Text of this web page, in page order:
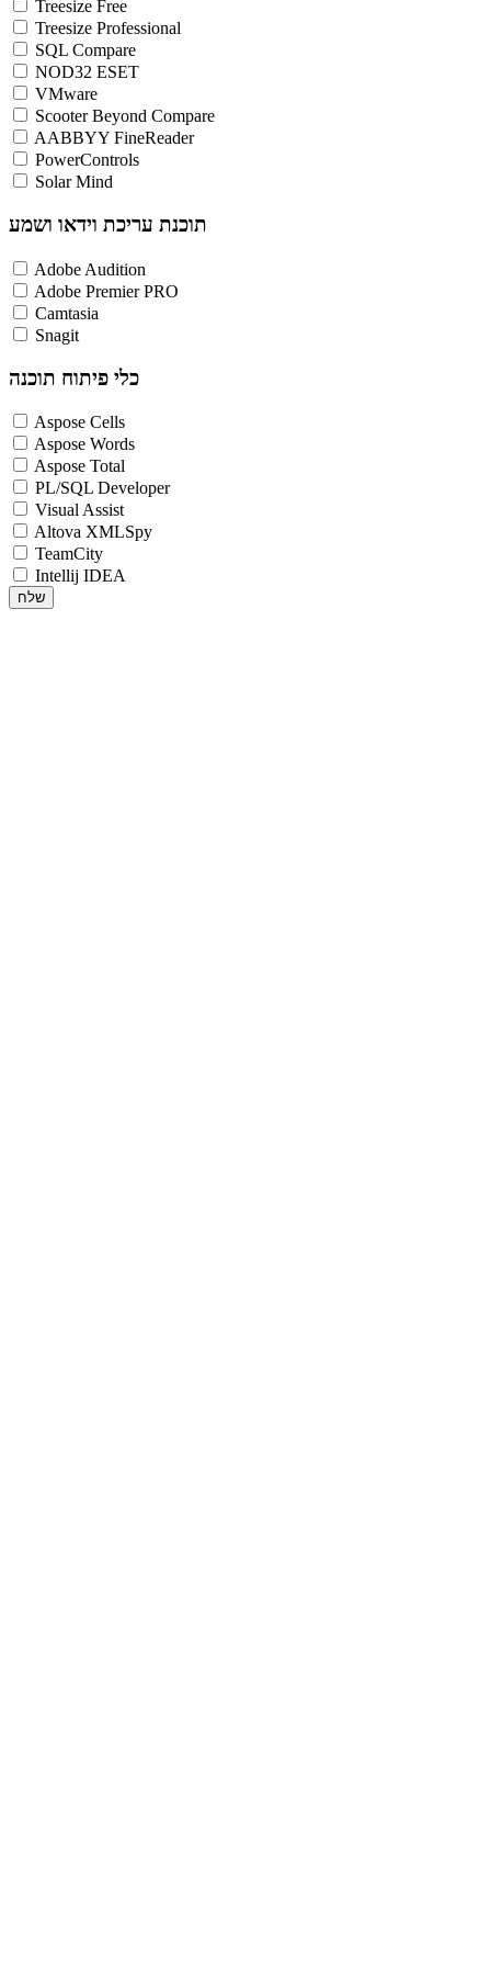
Treesize Free
Treesize Professional
SQL Compare
NOD32 ESET
VMware
Scooter Beyond Compare
AABBYY FineReader
PowerControls
Solar Mind
תוכנת עריכת וידאו ושמע
Adobe Audition
Adobe Premier PRO
Camtasia
Snagit
כלי פיתוח תוכנה
Aspose Cells
Aspose Words
Aspose Total
PL/SQL Developer
Visual Assist
Altova XMLSpy
TeamCity
Intellij IDEA